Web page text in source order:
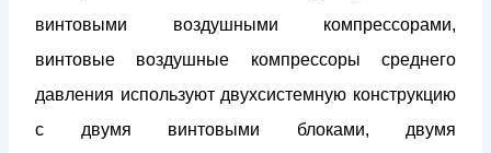
винтовыми воздушными компрессорами,
винтовые воздушные компрессоры среднего
давления используют двухсистемную конструкцию
с двумя винтовыми блоками, двумя